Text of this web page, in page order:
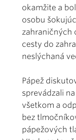
okamžite a
osobu
zahraničných
cesty do
neslýchaná
Pápež
sprevádzali
všetkom a
bez
pápežových